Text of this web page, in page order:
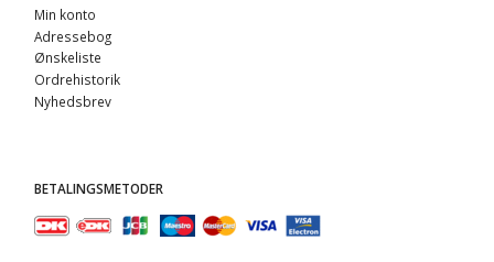
Min konto
Adressebog
Ønskeliste
Ordrehistorik
Nyhedsbrev
BETALINGSMETODER